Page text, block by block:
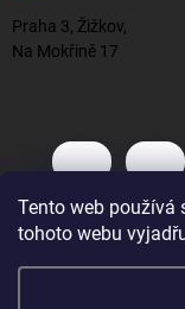
Tento web používá
tohoto webu
Praha 3, Žižkov,
Na Mokřině 17